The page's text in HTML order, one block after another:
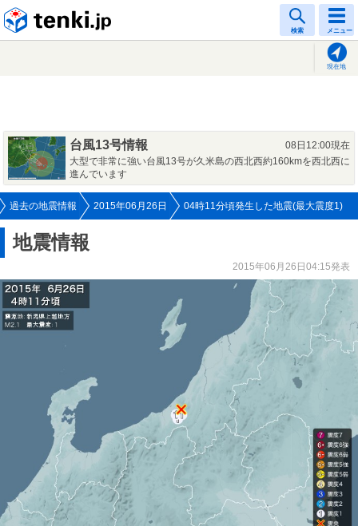
検索 メニュー
現在地
台風13号情報
08日12:00現在
大型で非常に強い台風13号が久米島の西北西約160kmを西北西に
進んでいます
過去の地震情報 2015年06月26日 04時11分頃発生した地震(最大震度1)
地震情報
2015年06月26日04:15発表